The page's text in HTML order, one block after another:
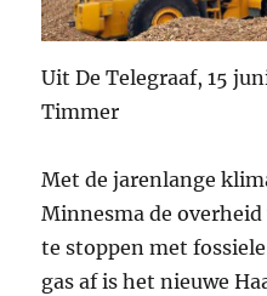
Uit De Telegraaf, 15
Timmer
Met de jarenlange
Minnesma de
te stoppen met
gas af is het nieuwe